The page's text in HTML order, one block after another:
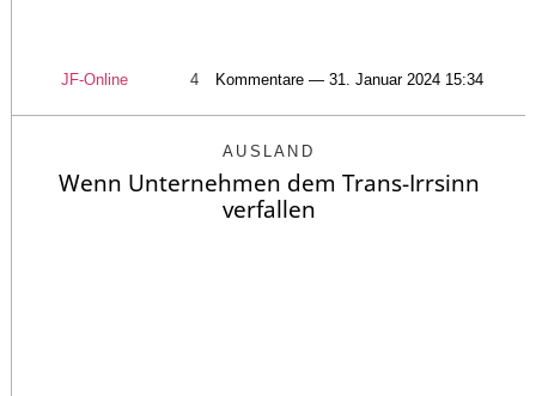
JF-Online 4 Kommentare — 31. Januar 2024 15:34
AUSLAND
Wenn Unternehmen dem Trans-Irrsinn
verfallen